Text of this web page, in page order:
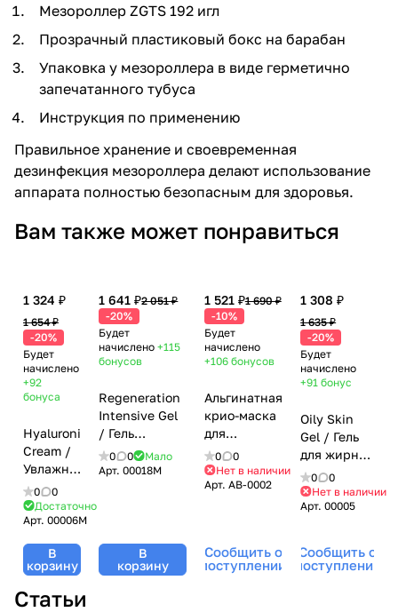
Мезороллер ZGTS 192 игл
Прозрачный пластиковый бокс на барабан
Упаковка у мезороллера в виде герметично
запечатанного тубуса
Инструкция по применению
Правильное хранение и своевременная
дезинфекция мезороллера делают использование
аппарата полностью безопасным для здоровья.
Вам также может понравиться
1 324 ₽
1 654 ₽
-20%
Будет
начислено
+92
бонуса
Hyaluronic
Cream /
Увлажняющий
крем с
гиалуроновой
кислотой,
(Мезофория)
- 30 мл
0
0
Достаточно
Арт. 00006M
В
корзину
1 641 ₽2 051 ₽
-20%
Будет
начислено +115
бонусов
Regeneration
Intensive Gel
/ Гель
заживляющий
после
Mesoforia
(Мезофория) -
0 0
Мало
Арт.00018M
В
корзину
1 521 ₽1 690 ₽
-10%
Будет
начислено
+106 бонусов
Альгинатная
крио-маска
для
восстановления
после
агрессивных
Alginate
Mask,
0
0
Нет в наличии
Арт. AB-0002
Сообщить о
поступлении
1 308 ₽
1 635 ₽
-20%
Будет
начислено
+91 бонус
Oily Skin
Gel / Гель
для жирной
и
проблемной
кожи с
серой,
Mesoforia
0
0
Нет в наличии
Арт.00005
Сообщить о
поступлении
Статьи